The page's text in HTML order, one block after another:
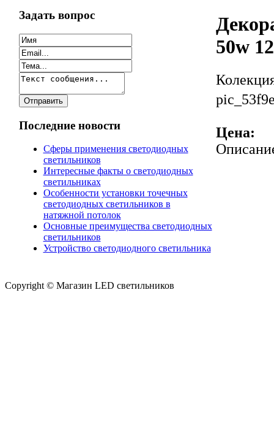
Задать вопрос
Последние новости
Сферы применения светодиодных
светильников
Интересные факты о светодиодных
светильниках
Особенности установки точечных
светодиодных светильников в
натяжной потолок
Основные преимущества светодиодных
светильников
Устройство светодиодного светильника
50w
Цена:
Copyright © Магазин LED светильников